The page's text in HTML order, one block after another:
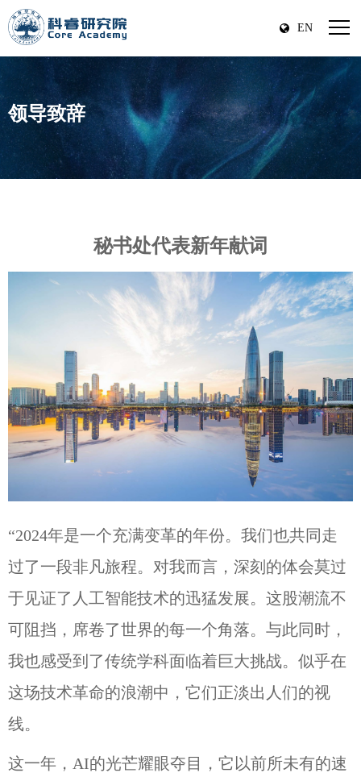
EN
领导致辞
秘书处代表新年献词
“2024年是一个充满变革的年份。我们也共同走
过了一段非凡旅程。对我而言，深刻的体会莫过
于见证了人工智能技术的迅猛发展。这股潮流不
可阻挡，席卷了世界的每一个角落。与此同时，
我也感受到了传统学科面临着巨大挑战。似乎在
这场技术革命的浪潮中，它们正淡出人们的视
线。
这一年，AI的光芒耀眼夺目，它以前所未有的速